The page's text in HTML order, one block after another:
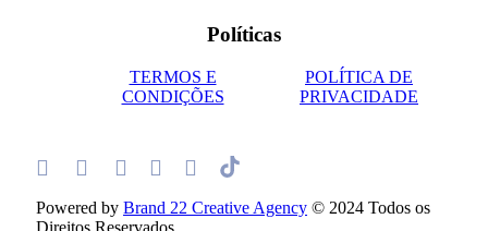
Políticas
TERMOS E
CONDIÇÕES
POLÍTICA DE
PRIVACIDADE
Powered by Brand 22 Creative Agency © 2024 Todos os
Direitos Reservados